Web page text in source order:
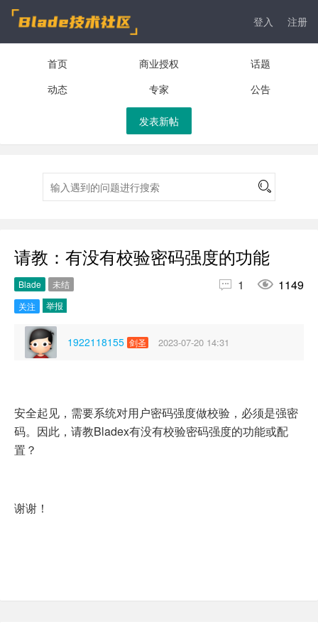
登入 注册
首页 商业授权
话题
动态
专家 公告
发表新帖
请教：有没有校验密码强度的功能
Blade
未结
关注
举报
 1  1149
1922118155 剑圣 2023-07-20 14:31
安全起见，需要系统对用户密码强度做校验，必须是强密
码。因此，请教Bladex有没有校验密码强度的功能或配
置？
谢谢！